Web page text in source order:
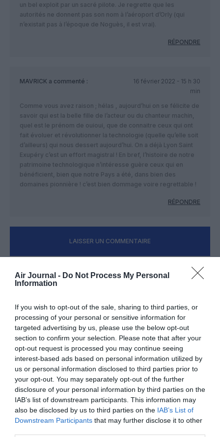
Air Journal - Do Not Process My Personal
Information
If you wish to opt-out of the sale, sharing to third parties, or
processing of your personal or sensitive information for
targeted advertising by us, please use the below opt-out
section to confirm your selection. Please note that after your
opt-out request is processed you may continue seeing
interest-based ads based on personal information utilized by
us or personal information disclosed to third parties prior to
your opt-out. You may separately opt-out of the further
disclosure of your personal information by third parties on the
IAB’s list of downstream participants. This information may
also be disclosed by us to third parties on the IAB’s List of
Downstream Participants that may further disclose it to other
un bel exploit par un sacré pilote. Je regrette que les
autorités ne donnent pas son nom à l’aéroport d’Orly (qui
n’existait pas à l’époque de Noguès, il est vrai).
RÉPONDRE
MAVRICK a commenté :
16 février 2022 - 15 h 30
min
Comme vous avez raison ; hélas , aujourd’hui on se félicite de
savoir qui est la belle fille de l’acteur ou du chanteur machin,
quel est le prénom de ouioui, que de connaitre ceux qui ont
fait évoluer et révolutionner la technologie (quelle qu’elle soit
d’ailleurs) qui nous dessert aujourd’hui. On a déjà Lyon Saint
Exupéry c’est un effort magistral ! En bref, l’histoire de notre
patrimoine technologique n’intéresse guère ceux qui en
bénéficient, bien que notre Pays a été, dans bien des
domaines pionnière ! c’est bien dommage voire regrettable !
RÉPONDRE
LAISSER UN COMMENTAIRE
Appel aux lecteurs !
Soutenez Air Journal participezà son
développement !
NOUS SOUTENIR